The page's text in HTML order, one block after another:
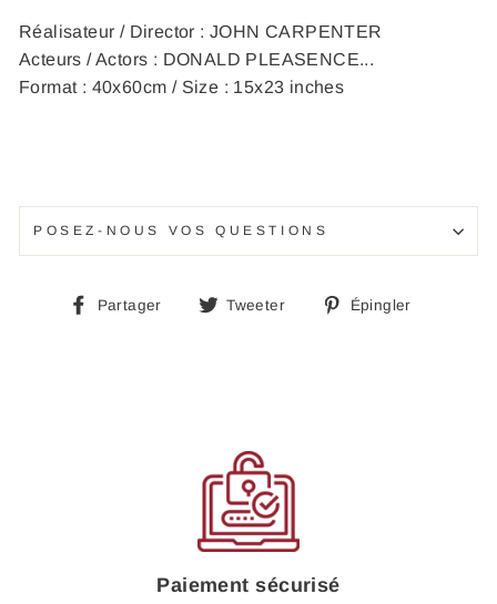
Réalisateur / Director : JOHN CARPENTER
Acteurs / Actors : DONALD PLEASENCE...
Format : 40x60cm / Size : 15x23 inches
POSEZ-NOUS VOS QUESTIONS
Partager
PartagerTweeter
TweeterÉpingler
Paiement sécurisé